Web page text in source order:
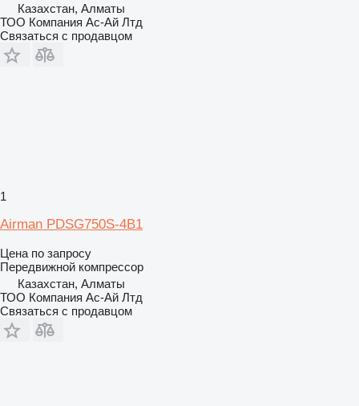
Казахстан, Алматы
ТОО Компания Ас-Ай Лтд
Связаться с продавцом
1
Airman PDSG750S-4B1
Цена по запросу
Передвижной компрессор
Казахстан, Алматы
ТОО Компания Ас-Ай Лтд
Связаться с продавцом